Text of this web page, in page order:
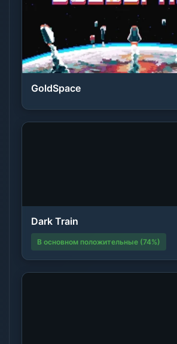
GoldSpace
Dark Train
В основном положительные (74%)